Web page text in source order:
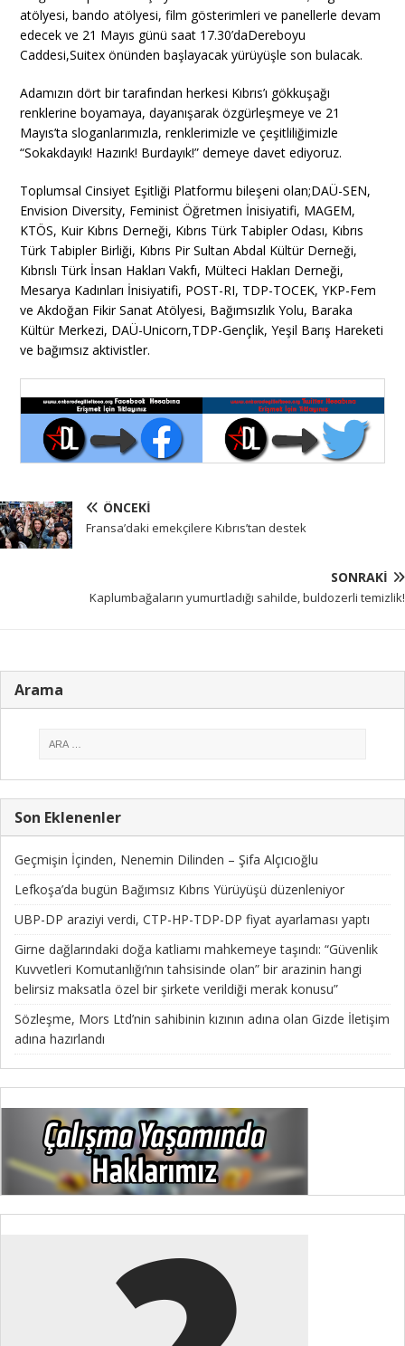
atölyesi, bando atölyesi, film gösterimleri ve panellerle devam
edecek ve 21 Mayıs günü saat 17.30’daDereboyu
Caddesi,Suitex önünden başlayacak yürüyüşle son bulacak.
Adamızın dört bir tarafından herkesi Kıbrıs’ı gökkuşağı
renklerine boyamaya, dayanışarak özgürleşmeye ve 21
Mayıs’ta sloganlarımızla, renklerimizle ve çeşitliliğimizle
“Sokakdayık! Hazırık! Burdayık!” demeye davet ediyoruz.
Toplumsal Cinsiyet Eşitliği Platformu bileşeni olan;DAÜ-SEN,
Envision Diversity, Feminist Öğretmen İnisiyatifi, MAGEM,
KTÖS, Kuir Kıbrıs Derneği, Kıbrıs Türk Tabipler Odası, Kıbrıs
Türk Tabipler Birliği, Kıbrıs Pir Sultan Abdal Kültür Derneği,
Kıbrıslı Türk İnsan Hakları Vakfı, Mülteci Hakları Derneği,
Mesarya Kadınları İnisiyatifi, POST-RI, TDP-TOCEK, YKP-Fem
ve Akdoğan Fikir Sanat Atölyesi, Bağımsızlık Yolu, Baraka
Kültür Merkezi, DAÜ-Unicorn,TDP-Gençlik, Yeşil Barış Hareketi
ve bağımsız aktivistler.
ÖNCEKI
Fransa’daki emekçilere Kıbrıs’tan destek
SONRAKI
Kaplumbağaların yumurtladığı sahilde, buldozerli temizlik!
Arama
Son Eklenenler
Geçmişin İçinden, Nenemin Dilinden – Şifa Alçıcıoğlu
Lefkoşa’da bugün Bağımsız Kıbrıs Yürüyüşü düzenleniyor
UBP-DP araziyi verdi, CTP-HP-TDP-DP fiyat ayarlaması yaptı
Girne dağlarındaki doğa katliamı mahkemeye taşındı: “Güvenlik
Kuvvetleri Komutanlığı’nın tahsisinde olan” bir arazinin hangi
belirsiz maksatla özel bir şirkete verildiği merak konusu”
Sözleşme, Mors Ltd’nin sahibinin kızının adına olan Gizde İletişim
adına hazırlandı